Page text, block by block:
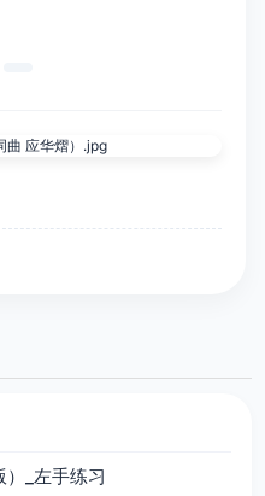
_左手练习